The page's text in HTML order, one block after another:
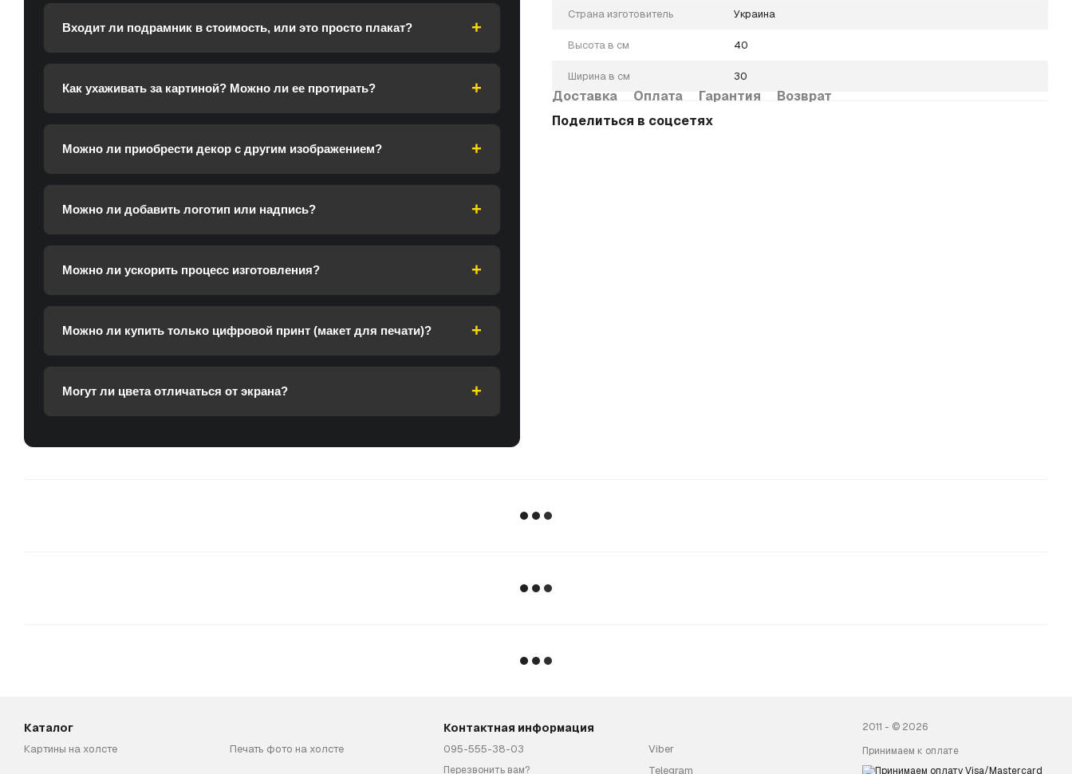
Входит ли подрамник в стоимость, или это просто плакат?
Как ухаживать за картиной? Можно ли ее протирать?
Можно ли приобрести декор с другим изображением?
Можно ли добавить логотип или надпись?
Можно ли ускорить процесс изготовления?
Можно ли купить только цифровой принт (макет для печати)?
Могут ли цвета отличаться от экрана?
Страна изготовитель Украина
Высота в см 40
Ширина в см 30
Доставка Оплата Гарантия
Возврат
Поделиться в соцсетях
Каталог
Картины на холсте Печать фото на холсте
Контактная информация
095-555-38-03
Перезвонить вам?
Viber
Telegram
2011 - © 2026
Принимаем к оплате